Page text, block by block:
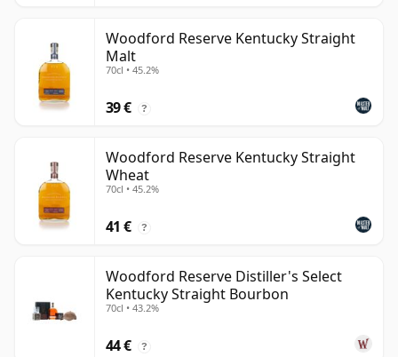
Woodford Reserve Kentucky Straight
Malt
70cl • 45.2%
39 € ?
Woodford Reserve Kentucky Straight
Wheat
70cl • 45.2%
41 € ?
Woodford Reserve Distiller's Select
Kentucky Straight Bourbon
70cl • 43.2%
44 € ?